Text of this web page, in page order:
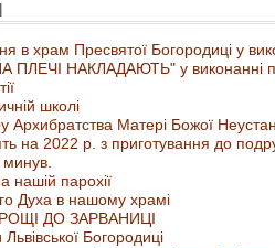
в храм Пресвятої Богородиці у
ПЛЕЧІ НАКЛАДАЮТЬ" у виконанні
школі
Архибратства Матері Божої
на 2022 р. з приготування до
минув.
нашій парохії
Духа в нашому храмі
ДО ЗАРВАНИЦІ
Богородиці